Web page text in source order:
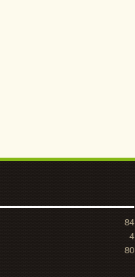
84
4
80